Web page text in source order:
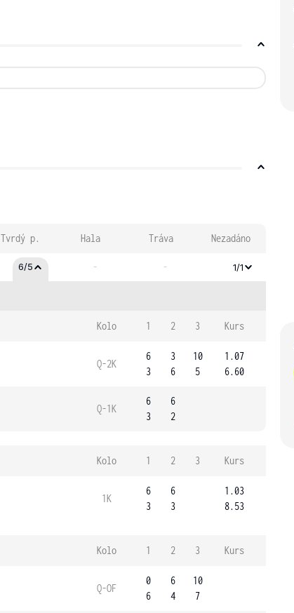
Tvrdý p. Hala Tráva Nezadáno
6/5 - - 1/1
Kolo 1 2 3 Kurs
Q-2K
6
3
3
6
10
5
1.07
6.60
Q-1K
6
3
6
2
Kolo 1 2 3 Kurs
1K
6
3
6
3
1.03
8.53
Kolo 1 2 3 Kurs
Q-OF
0
6
6
4
10
7